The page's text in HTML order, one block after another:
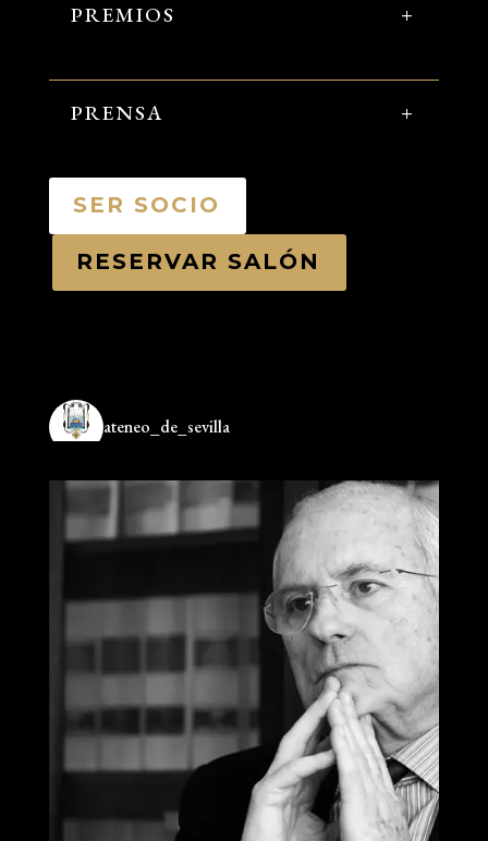
PREMIOS
PRENSA
SER SOCIO
RESERVAR SALÓN
ateneo_de_sevilla